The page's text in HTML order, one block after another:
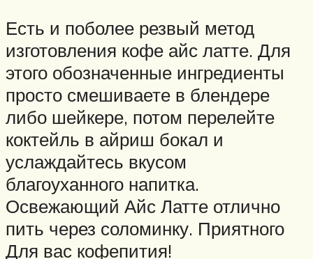
Есть и поболее резвый метод
изготовления кофе айс латте. Для
этого обозначенные ингредиенты
просто смешиваете в блендере
либо шейкере, потом перелейте
коктейль в айриш бокал и
услаждайтесь вкусом
благоуханного напитка.
Освежающий Айс Латте отлично
пить через соломинку. Приятного
Для вас кофепития!